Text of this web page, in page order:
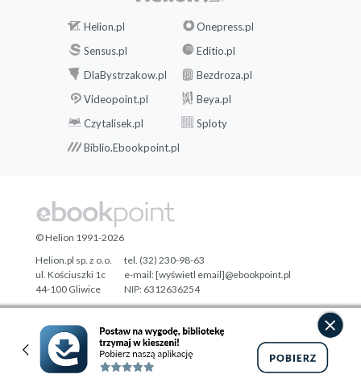
Helion.pl
Onepress.pl
Sensus.pl
Editio.pl
DlaBystrzakow.pl
Bezdroza.pl
Videopoint.pl
Beya.pl
Czytalisek.pl
Sploty
Biblio.Ebookpoint.pl
Designed with ♥ byTonik.pl
© Helion 1991-2026
Helion.pl sp. z o.o.
ul. Kościuszki 1c
44-100 Gliwice
tel. (32) 230-98-63
e-mail:[wyświetl email]@ebookpoint.pl
NIP: 6312636254
Regon: 241989027
Pełna wersja strony »